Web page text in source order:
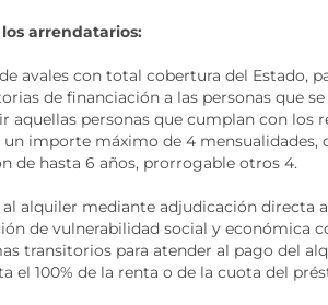
arrendatarios:
avales con total cobertura del Estado,
de financiación a las personas que
aquellas personas que cumplan con los
importe máximo de 4 mensualidades,
de hasta 6 años, prorrogable otros 4.
al alquiler mediante adjudicación directa
de vulnerabilidad social y económica
transitorios para atender al pago del
el 100% de la renta o de la cuota del